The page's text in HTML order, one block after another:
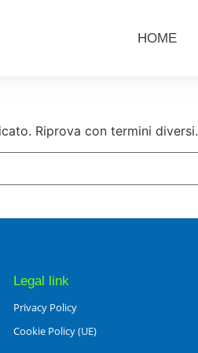
HOME
Riprova con termini diversi.
Legal link
Privacy Policy
Cookie Policy (UE)